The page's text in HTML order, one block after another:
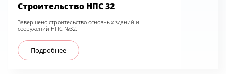
Строительство НПС 32
Завершено строительство основных зданий и
сооружений НПС №32.
Подробнее